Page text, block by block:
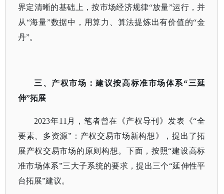
界定清晰的基础上，按市场经济规律“放量”运行，并
从“海量”数据中，用算力、算法提炼出有价值的“金
丹”。
三、产权市场：建议按高标准市场体系“三延
伸”拓展
2023年11月，笔者曾在《产权导刊》发表《“全
要素、多资源”：产权交易市场新构想》，提出了拓
展产权交易市场的原则构想。下面，按照“建设高标
准市场体系”三大子系统的要求，提出三个“延伸性平
台拓展”建议。